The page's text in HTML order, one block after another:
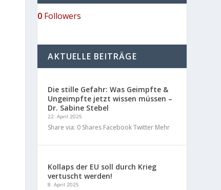
0 Followers
AKTUELLE BEITRÄGE
Die stille Gefahr: Was Geimpfte &
Ungeimpfte jetzt wissen müssen –
Dr. Sabine Stebel
22. April 2025
Share via: 0 Shares Facebook Twitter Mehr
Kollaps der EU soll durch Krieg
vertuscht werden!
8. April 2025